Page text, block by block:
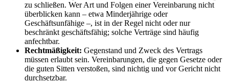
zu schließen. Wer Art und Folgen einer Vereinbarung nicht
überblicken kann – etwa Minderjährige oder
Geschäftsunfähige –, ist in der Regel nicht oder nur
beschränkt geschäftsfähig; solche Verträge sind häufig
anfechtbar.
Rechtmäßigkeit: Gegenstand und Zweck des Vertrags
müssen erlaubt sein. Vereinbarungen, die gegen Gesetze oder
die guten Sitten verstoßen, sind nichtig und vor Gericht nicht
durchsetzbar.